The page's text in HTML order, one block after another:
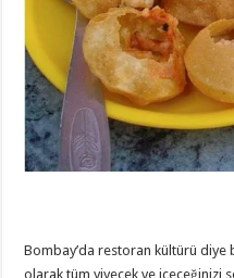
Bombay’da restoran kültürü diye
olarak tüm yiyecek ve içeceğinizi